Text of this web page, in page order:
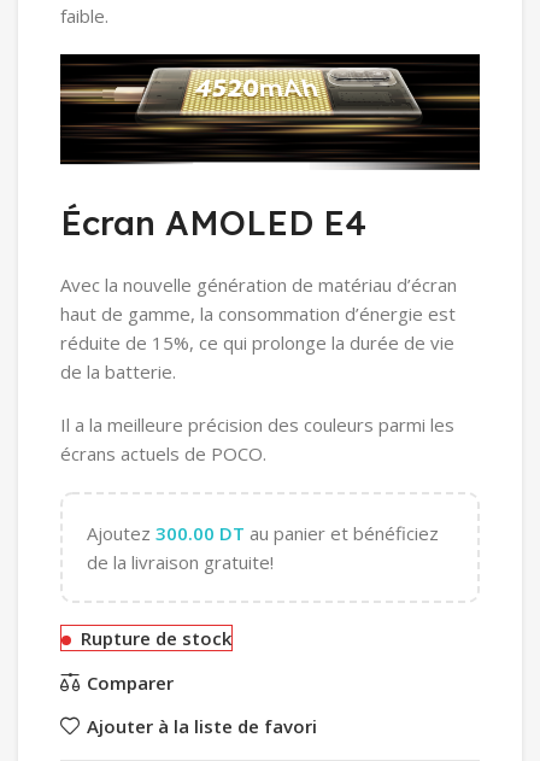
faible.
Écran AMOLED E4
Avec la nouvelle génération de matériau d’écran
haut de gamme, la consommation d’énergie est
réduite de 15%, ce qui prolonge la durée de vie
de la batterie.
Il a la meilleure précision des couleurs parmi les
écrans actuels de POCO.
Ajoutez 300.00 DT au panier et bénéficiez
de la livraison gratuite!
Rupture de stock
Comparer
Ajouter à la liste de favori